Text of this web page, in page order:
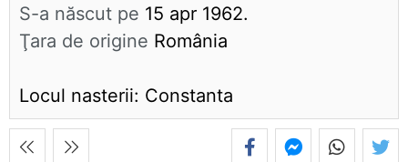
S-a născut pe 15 apr 1962.
Ţara de origine România
Locul nasterii: Constanta